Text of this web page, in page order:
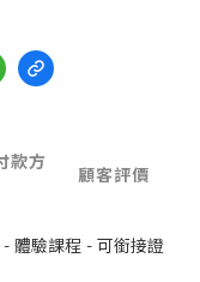
款方
顧客評價
體驗課程 - 可銜接證